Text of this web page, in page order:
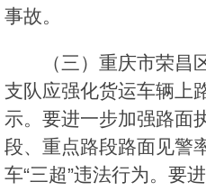
事故。
（三）重庆市荣昌
支队应强化货运车辆上
示。要进一步加强路面
段、重点路段路面见警
车“三超”违法行为。要